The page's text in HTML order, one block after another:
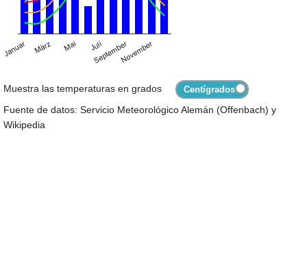
Muestra las temperaturas en grados
Fuente de datos: Servicio Meteorológico Alemán (Offenbach) y
Wikipedia